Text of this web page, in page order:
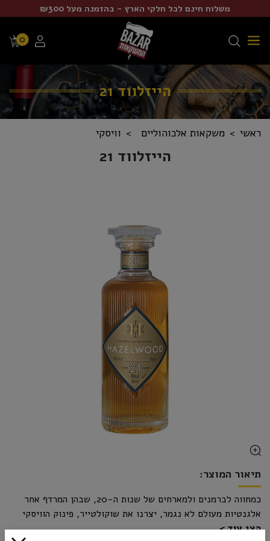
משלוח חינם לכל חלקי הארץ - בהזמנה מעל ₪300
0
הייזלווד 21
ראשי משקאות אלכוהוליים וויסקי
הייזלווד 21
תיאור המוצר:
כמחווה לברמנים ולמארחים של שנות ה-20, שבהן המרדף אחר
אלגנטיות מעולם לא נגמר, יצרנו את שוקולטייר, פינוק הוויסקי
הסקוטי האולטימטיבי. תנו לחושים שלכם לקחת אתכם להרפתקה
הצג עוד